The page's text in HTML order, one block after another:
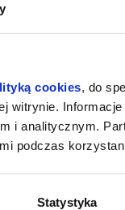
cookies, do
witrynie.
i analitycznym.
podczas
Statystyka
DZIEŃ
kup bilet